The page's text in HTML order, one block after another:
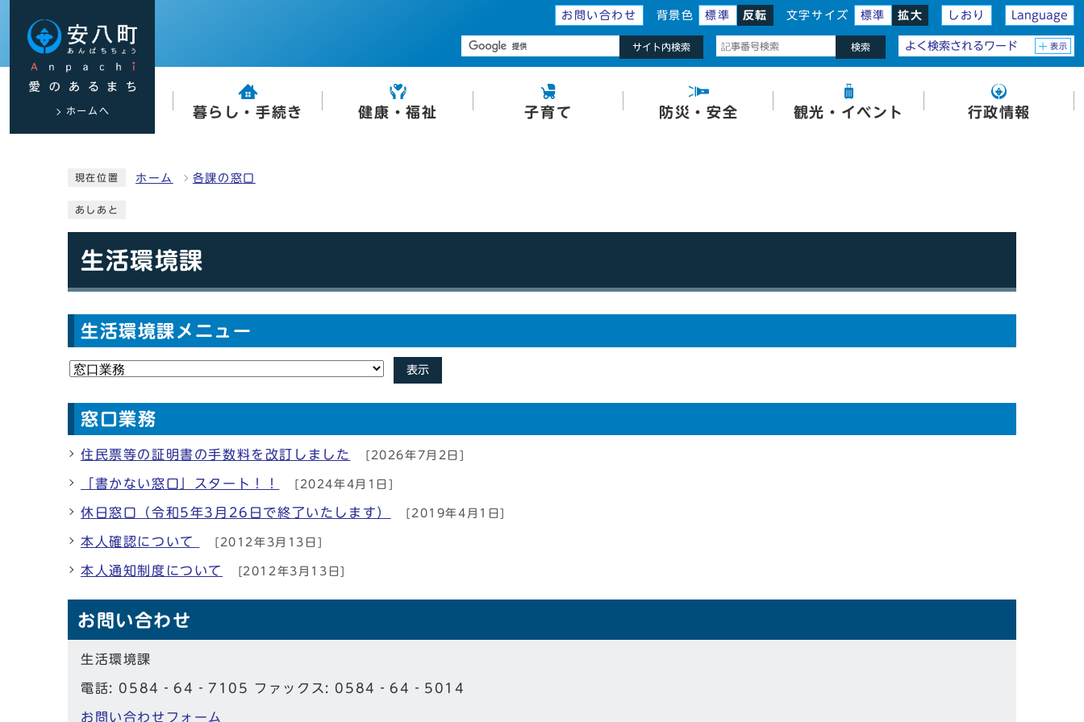
お問い合わせ 背景色 標準 反転 文字サイズ 標準 拡大 しおり Language
ホームへ
サイト内検索 検索 よく検索されるワード 表示
暮らし・手続き 健康・福祉 子育て 防災・安全 観光・イベント 行政情報
現在位置 ホーム 各課の窓口
あしあと
生活環境課
生活環境課メニュー
表示
窓口業務
住民票等の証明書の手数料を改訂しました [2026年7月2日]
「書かない窓口」スタート！！ [2024年4月1日]
休日窓口（令和5年3月26日で終了いたします） [2019年4月1日]
本人確認について [2012年3月13日]
本人通知制度について [2012年3月13日]
お問い合わせ
生活環境課
電話: 0584‐64‐7105 ファックス: 0584‐64‐5014
お問い合わせフォーム